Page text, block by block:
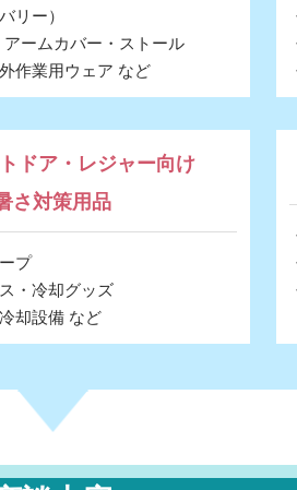
リー）
アームカバー・ストール
作業用ウェア など
ドア・レジャー向け
さ対策用品
プ
・冷却グッズ
却設備 など